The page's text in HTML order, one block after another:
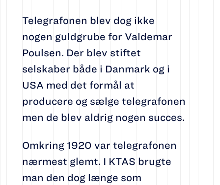
Telegrafonen blev dog ikke
nogen guldgrube for Valdemar
Poulsen. Der blev stiftet
selskaber både i Danmark og i
USA med det formål at
producere og sælge telegrafonen
men de blev aldrig nogen succes.
Omkring 1920 var telegrafonen
nærmest glemt. I KTAS brugte
man den dog længe som